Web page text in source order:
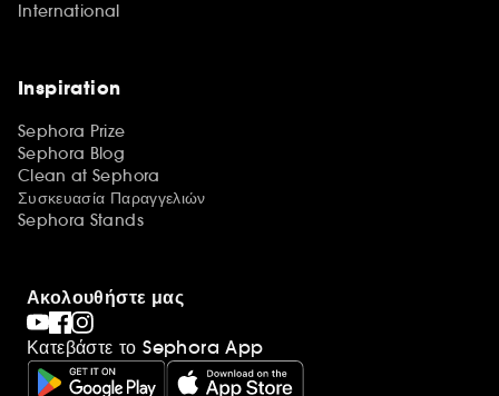
International
Inspiration
Sephora Prize
Sephora Blog
Clean at Sephora
Συσκευασία Παραγγελιών
Sephora Stands
Ακολουθήστε μας
Κατεβάστε το Sephora App